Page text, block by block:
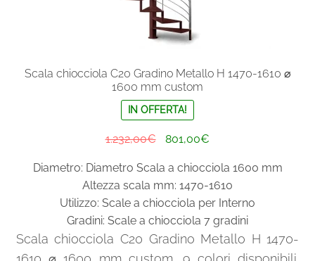
Scala chiocciola C20 Gradino Metallo H 1470-1610 ⌀
1600 mm custom
IN OFFERTA!
1.232,00€
originale
era:
1.232,00€.
801,00€
attuale
è:
801,00€.
Diametro: Diametro Scala a chiocciola 1600 mm
Altezza scala mm: 1470-1610
Utilizzo: Scale a chiocciola per Interno
Gradini: Scale a chiocciola 7 gradini
Scala chiocciola C20 Gradino Metallo H 1470-